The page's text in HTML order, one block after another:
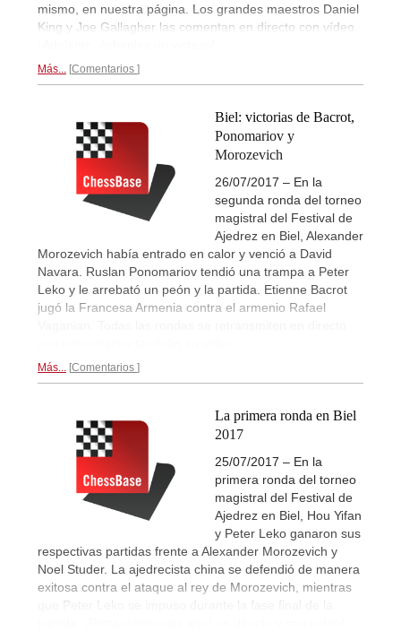
mismo, en nuestra página. Los grandes maestros Daniel
King y Joe Gallagher las comentan en directo con vídeo.
Más... Comentarios
Biel: victorias de Bacrot,
Ponomariov y
Morozevich
26/07/2017 – En la
segunda ronda del torneo
magistral del Festival de
Ajedrez en Biel, Alexander
Morozevich había entrado en calor y venció a David
Navara. Ruslan Ponomariov tendió una trampa a Peter
Leko y le arrebató un peón y la partida. Etienne Bacrot
jugó la Francesa Armenia contra el armenio Rafael
Más... Comentarios
La primera ronda en Biel
2017
25/07/2017 – En la
primera ronda del torneo
magistral del Festival de
Ajedrez en Biel, Hou Yifan
y Peter Leko ganaron sus
respectivas partidas frente a Alexander Morozevich y
Noel Studer. La ajedrecista china se defendió de manera
exitosa contra el ataque al rey de Morozevich, mientras
que Peter Leko se impuso durante la fase final de la